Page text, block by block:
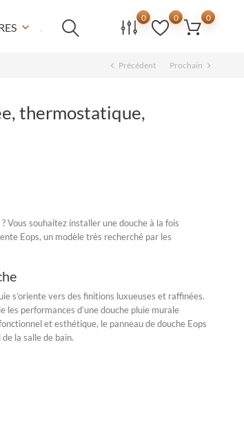
keyboard_arrow_down
0
0
0
chevron_left Précédent Prochain chevron_right
thermostatique,
Vous souhaitez installer une douche à la fois
Eops, un modèle très recherché par les
s’oriente vers des finitions luxueuses et raffinées.
les performances d’unedouche pluie murale
et esthétique, le panneau de douche Eops
la salle de bain.